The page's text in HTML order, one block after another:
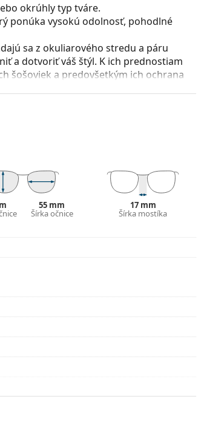
okrúhly typ tváre.
ponúka vysokú odolnosť, pohodlné
sa z okuliarového stredu a páru
a dotvoriť váš štýl. K ich prednostiam
šošoviek a predovšetkým ich ochrana
a jeho vyhotovenie sa môžu líšiť.
a starostlivosť o okuliare. Niektoré
55 mm
Šírka očnice
17 mm
Šírka mostíka